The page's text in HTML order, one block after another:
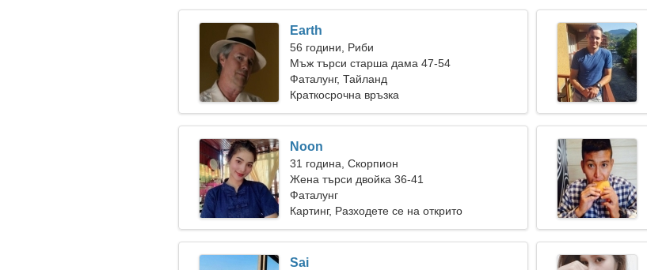
Earth
56 години, Риби
Мъж търси старша дама 47-54
Фаталунг, Тайланд
Краткосрочна връзка
Noon
31 година, Скорпион
Жена търси двойка 36-41
Фаталунг
Картинг, Разходете се на открито
Sai